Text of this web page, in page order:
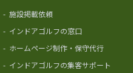
- 施設掲載依頼
- インドアゴルフの窓口
- ホームページ制作・保守代行
- インドアゴルフの集客サポート